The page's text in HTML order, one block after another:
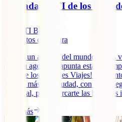
Jornadas IATI de los
IATI Blog
minutos de lectura
Si eres un amante del mundo de los
coge tu agenda y apunta esta cita
IATI de los Grandes Viajes! El
un año más a la ciudad, con IATI
principal, para acercarte las historias
Leer más